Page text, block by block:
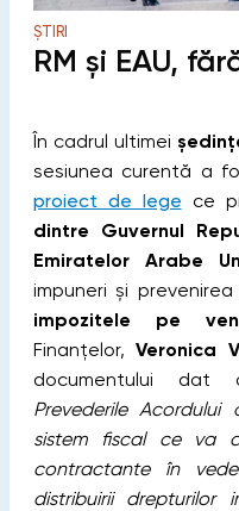
ȘTIRI
RM și EAU,
În cadrul ultimei
sesiunea curentă a
proiect de lege ce
dintre Guvernul
Emiratelor Arabe
impuneri și
impozitele pe
Finanțelor, Veronica
documentului dat
Prevederile
sistem fiscal ce va
contractante în
distribuirii drepturilor